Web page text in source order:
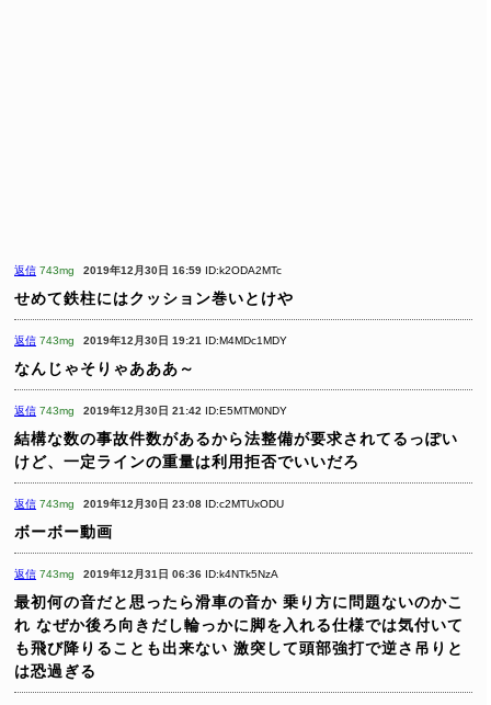
返信 743mg 2019年12月30日 16:59 ID:k2ODA2MTc
せめて鉄柱にはクッション巻いとけや
返信 743mg 2019年12月30日 19:21 ID:M4MDc1MDY
なんじゃそりゃあああ～
返信 743mg 2019年12月30日 21:42 ID:E5MTM0NDY
結構な数の事故件数があるから法整備が要求されてるっぽい
けど、一定ラインの重量は利用拒否でいいだろ
返信 743mg 2019年12月30日 23:08 ID:c2MTUxODU
ボーボー動画
返信 743mg 2019年12月31日 06:36 ID:k4NTk5NzA
最初何の音だと思ったら滑車の音か 乗り方に問題ないのかこ
れ なぜか後ろ向きだし輪っかに脚を入れる仕様では気付いて
も飛び降りることも出来ない 激突して頭部強打で逆さ吊りと
は恐過ぎる